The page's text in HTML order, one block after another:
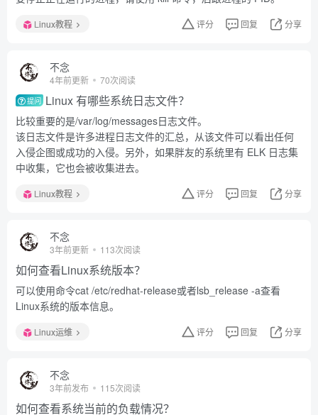
Linux教程 评分 回复 分享
不念
4年前更新 70次阅读
提问 Linux 有哪些系统日志文件？
比较重要的是/var/log/messages日志文件。
该日志文件是许多进程日志文件的汇总，从该文件可以看出任何
入侵企图或成功的入侵。另外，如果胖友的系统里有 ELK 日志集
中收集，它也会被收集进去。
Linux教程 评分 回复 分享
不念
3年前更新 113次阅读
如何查看Linux系统版本？
可以使用命令cat /etc/redhat-release或者lsb_release -a查看
Linux系统的版本信息。
Linux运维 评分 回复 分享
不念
3年前发布 115次阅读
如何查看系统当前的负载情况？